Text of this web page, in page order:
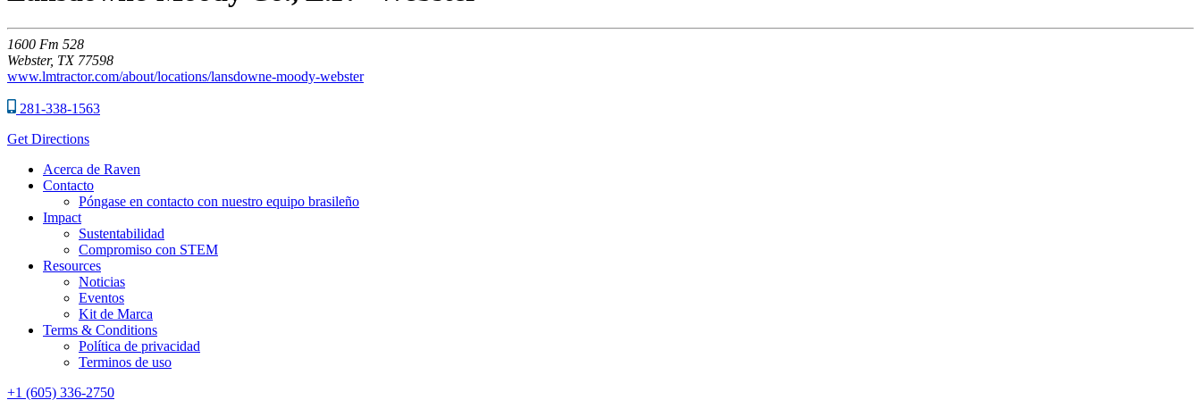
1600 Fm 528
Webster, TX 77598
www.lmtractor.com/about/locations/lansdowne-moody-webster
281-338-1563
Get Directions
Acerca de Raven
Contacto
Póngase en contacto con nuestro equipo brasileño
Impact
Sustentabilidad
Compromiso con STEM
Resources
Noticias
Eventos
Kit de Marca
Terms & Conditions
Política de privacidad
Terminos de uso
+1 (605) 336-2750